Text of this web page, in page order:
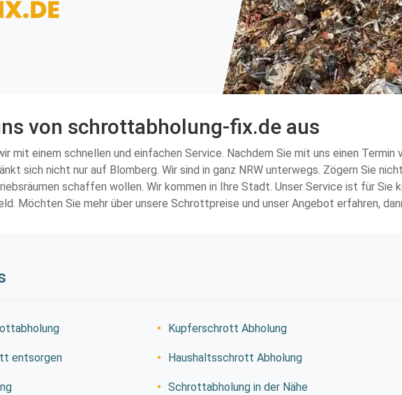
von schrottabholung-fix.de aus
mit einem schnellen und einfachen Service. Nachdem Sie mit uns einen
sich nicht nur auf Blomberg. Wir sind in ganz NRW unterwegs. Zögern Sie
schaffen wollen. Wir kommen in Ihre Stadt. Unser Service ist für Sie
Möchten Sie mehr über unsere Schrottpreise und unser Angebot erfahren,
entsorgen
Kupferschrott Abholung
Haushaltsschrott Abholung
Schrottabholung in der Nähe